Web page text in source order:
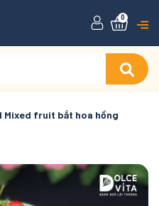
0
Mixed fruit bắt hoa hồng